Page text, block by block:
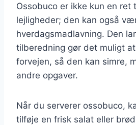
Ossobuco er ikke kun en ret
lejligheder; den kan også
hverdagsmadlavning. Den
tilberedning gør det muligt
forvejen, så den kan simre,
andre opgaver.
Når du serverer ossobuco,
tilføje en frisk salat eller